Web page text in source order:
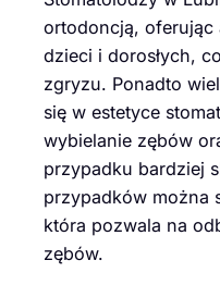
ortodoncją, oferując
dzieci i dorosłych,
zgryzu. Ponadto
się w estetyce
wybielanie zębów
przypadku bardziej
przypadków można
która pozwala na
zębów.